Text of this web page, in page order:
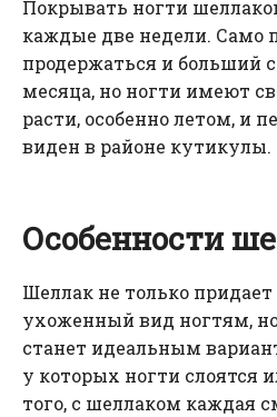
Покрывать ногти
каждые две недели. Само
продержаться и больший
месяца, но ногти имеют
расти, особенно летом, и
виден в районе кутикулы.
Особенности
Шеллак не только
ухоженный вид ногтям,
станет идеальным
у которых ногти слоятся
того, с шеллаком каждая